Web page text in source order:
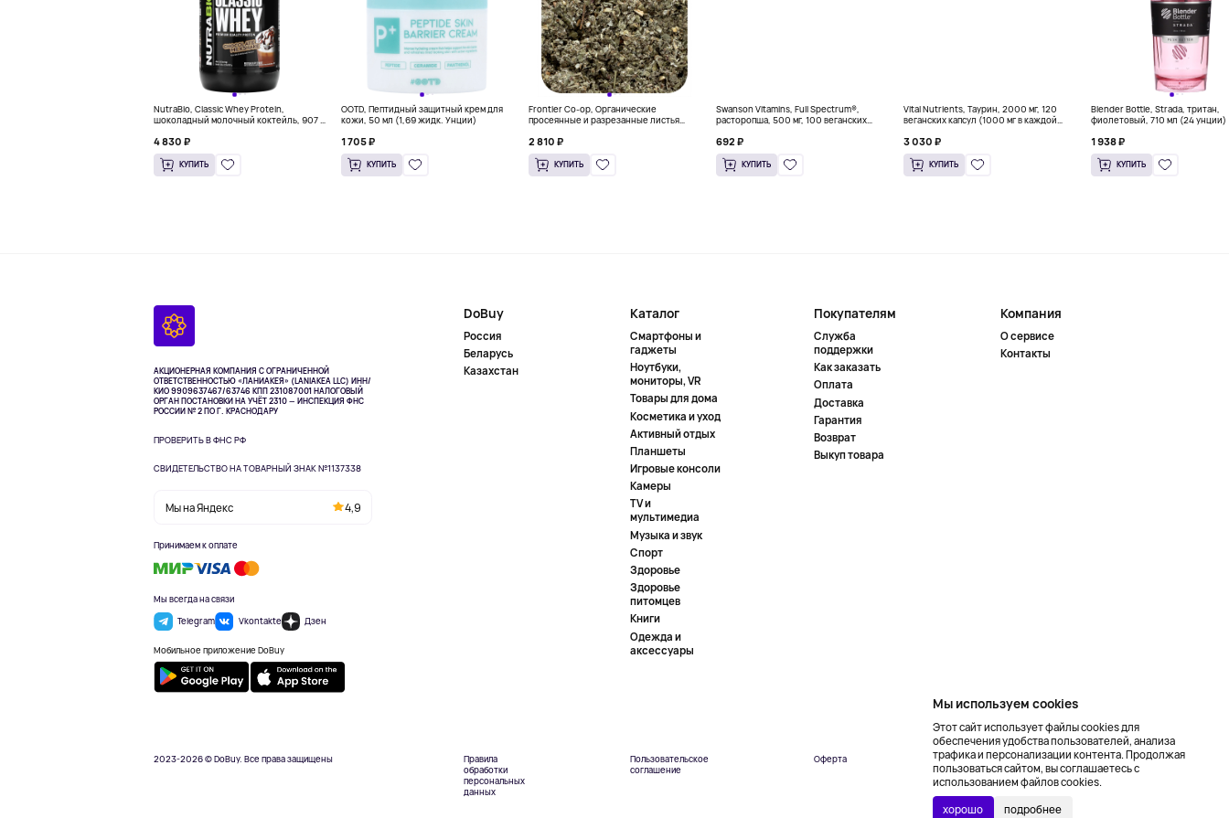
NutraBio, Classic Whey Protein,
шоколадный молочный коктейль, 907 г
4 830 ₽
КУПИТЬ
OOTD, Пептидный защитный крем для
кожи, 50 мл (1,69 жидк. Унции)
1 705 ₽
КУПИТЬ
Frontier Co-op, Органические
просеянные и разрезанные листья
2 810 ₽
КУПИТЬ
Swanson Vitamins, Full Spectrum®,
расторопша, 500 мг, 100 веганских
692 ₽
КУПИТЬ
Vital Nutrients, Таурин, 2000 мг, 120
веганских капсул (1000 мг в каждой
3 030 ₽
КУПИТЬ
Blender Bottle, Strada, тритан,
фиолетовый, 710 мл (24 унции)
1 938 ₽
КУПИТЬ
АКЦИОНЕРНАЯ КОМПАНИЯ С ОГРАНИЧЕННОЙ
ОТВЕТСТВЕННОСТЬЮ «ЛАНИАКЕЯ» (LANIAKEA LLC) ИНН/
КИО 9909637467/63746 КПП 231087001НАЛОГОВЫЙ
ОРГАН ПОСТАНОВКИ НА УЧЁТ 2310 — ИНСПЕКЦИЯ ФНС
РОССИИ № 2 ПО Г. КРАСНОДАРУ
ПРОВЕРИТЬ В ФНС РФ
СВИДЕТЕЛЬСТВО НА ТОВАРНЫЙ ЗНАК №1137338
Мы на Яндекс 4,9
Принимаем к оплате
Мы всегда на связи
Telegram
Vkontakte Дзен
Мобильное приложение DoBuy
DoBuy
Россия
Беларусь
Казахстан
Каталог
Смартфоны и
гаджеты
Ноутбуки,
мониторы, VR
Товары для дома
Косметика и уход
Активный отдых
Планшеты
Игровые консоли
Камеры
TV и
мультимедиа
Музыка и звук
Спорт
Здоровье
Здоровье
питомцев
Книги
Одежда и
аксессуары
Покупателям
Служба
поддержки
Как заказать
Оплата
Доставка
Гарантия
Возврат
Выкуп товара
Компания
О сервисе
Контакты
2023-2026 © DoBuy. Все права защищены
Правила
обработки
персональных
данных
Пользовательское
соглашение
Оферта
Создание сайта –
NetLab
Мы используем cookies
Этот сайт использует файлы cookies для
обеспечения удобства пользователей, анализа
трафика и персонализации контента. Продолжая
пользоваться сайтом, вы соглашаетесь с
использованием файлов cookies.
хорошо подробнее